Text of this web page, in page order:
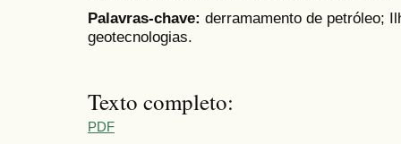
Palavras-chave: derramamento de petróleo;
geotecnologias.
Texto completo:
PDF